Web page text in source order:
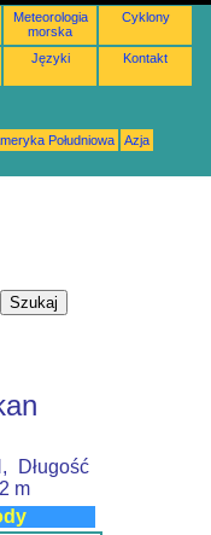
Meteorologia
morska
Cyklony
Języki Kontakt
Południowa
Azja
Długość
m